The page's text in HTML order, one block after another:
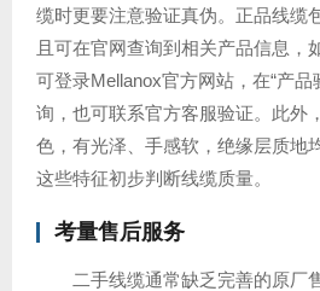
缆时更要注意验证真伪。正品线缆
且可在官网查询到相关产品信息，
可登录Mellanox官方网站，在“产
询，也可联系官方客服验证。此外
色，有光泽、手感软，绝缘层质地
这些特征初步判断线缆质量。
考量售后服务
二手线缆通常缺乏完善的原厂